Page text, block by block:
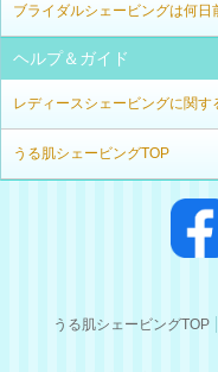
ブライダルシェービングは何日
ヘルプ＆ガイド
レディースシェービングに関す
うる肌シェービングTOP
うる肌シェービングTOP